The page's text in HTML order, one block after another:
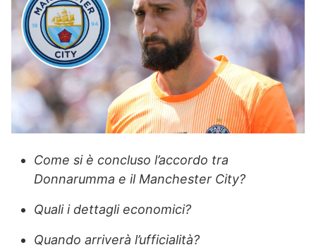
Come si è concluso l’accordo tra
Donnarumma e il Manchester City?
Quali i dettagli economici?
Quando arriverà l’ufficialità?